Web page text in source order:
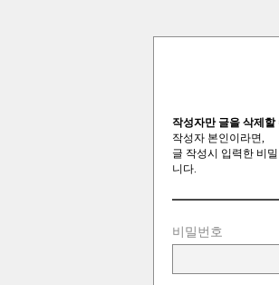
작성자만 글을 삭제할
작성자 본인이라면,
글 작성시 입력한 비
니다.
비밀번호